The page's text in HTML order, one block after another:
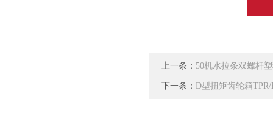
上一条： 50机水拉条双螺杆
下一条： D型扭矩齿轮箱